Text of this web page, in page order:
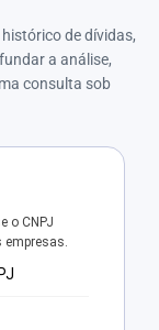
de dívidas,
a análise,
consulta sob
o CNPJ
empresas.